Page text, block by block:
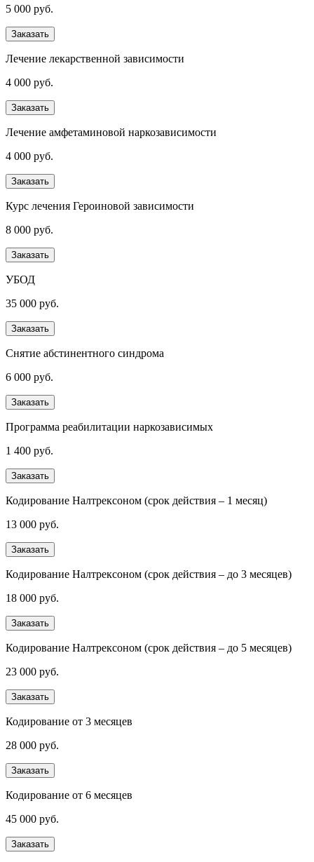
5 000 руб.
Заказать
Лечение лекарственной зависимости
4 000 руб.
Заказать
Лечение амфетаминовой наркозависимости
4 000 руб.
Заказать
Курс лечения Героиновой зависимости
8 000 руб.
Заказать
УБОД
35 000 руб.
Заказать
Снятие абстинентного синдрома
6 000 руб.
Заказать
Программа реабилитации наркозависимых
1 400 руб.
Заказать
Кодирование Налтрексоном (срок действия – 1 месяц)
13 000 руб.
Заказать
Кодирование Налтрексоном (срок действия – до 3 месяцев)
18 000 руб.
Заказать
Кодирование Налтрексоном (срок действия – до 5 месяцев)
23 000 руб.
Заказать
Кодирование от 3 месяцев
28 000 руб.
Заказать
Кодирование от 6 месяцев
45 000 руб.
Заказать